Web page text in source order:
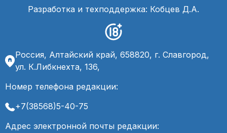
Разработка и техподдержка: Кобцев Д.А.
Россия, Алтайский край, 658820, г. Славгород,
ул. К.Либкнехта, 136,
Номер телефона редакции:
+7(38568)5-40-75
Адрес электронной почты редакции: